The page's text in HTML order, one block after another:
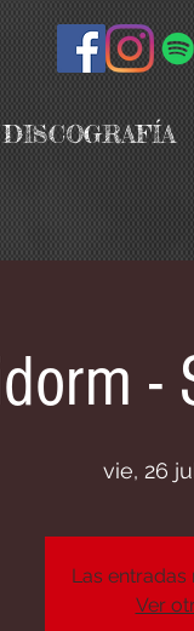
DISCOGRAFÍA
-
vie, 26
Las entradas
Ver